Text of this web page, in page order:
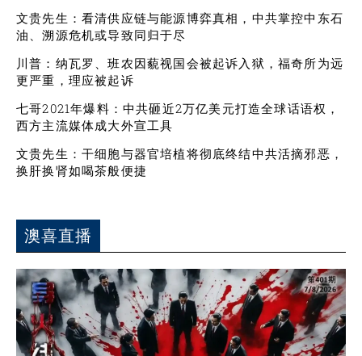
文贵先生：看清供应链与能源博弈真相，中共掌控中东石
油、溯源危机或导致同归于尽
川普：纳瓦罗、班农因藐视国会被起诉入狱，福奇所为远
更严重，理应被起诉
七哥2021年爆料：中共砸近2万亿美元打造全球话语权，
西方主流媒体成大外宣工具
文贵先生：干细胞与器官培植将彻底终结中共活摘邪恶，
换肝换肾如喝茶般便捷
澳喜直播